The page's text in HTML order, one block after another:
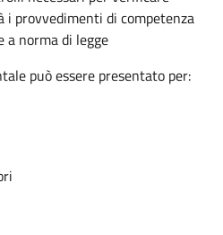
i provvedimenti di competenza
norma di legge
può essere presentato per: